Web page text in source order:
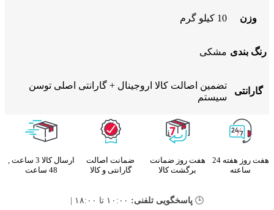
وزن 10 کیلو گرم
رنگ بندی مشکی
گارانتی
تضمین اصالت کالا اروجینال + گارانتی اصلی توسن
سیستم
هفت روز هفته 24
ساعته
هفت روز ضمانت
برگشت کالا
ضمانت اصالت
گارانتی و کالا
ارسال کالا 3 ساعت ,
48 ساعت
🕒 پاسخگویی تلفنی: